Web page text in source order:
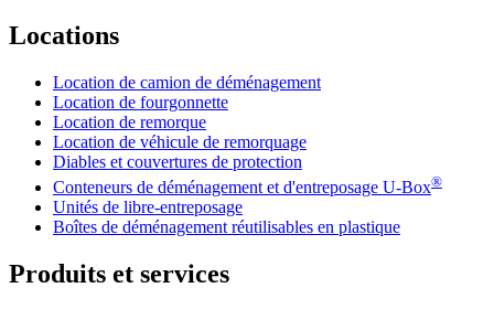
Locations
Location de camion de déménagement
Location de fourgonnette
Location de remorque
Location de véhicule de remorquage
Diables et couvertures de protection
Conteneurs de déménagement et d'entreposage U-Box®
Unités de libre-entreposage
Boîtes de déménagement réutilisables en plastique
Produits et services